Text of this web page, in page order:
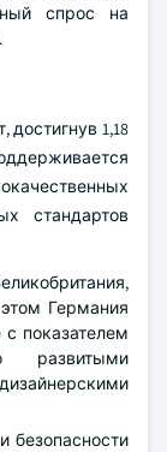
спрос на
1,18
стандартов
Германия
показателем
развитыми
безопасности